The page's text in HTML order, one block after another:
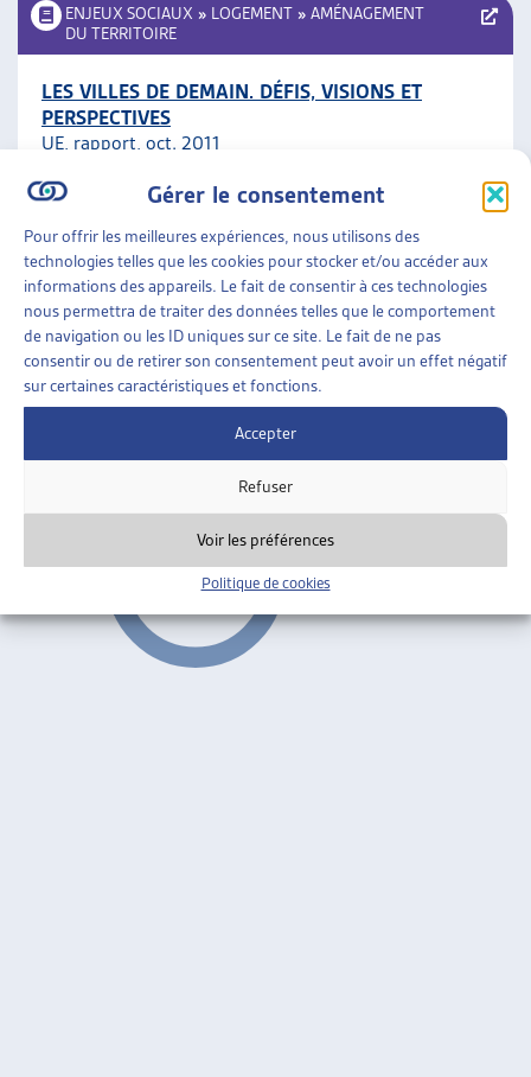
Gérer le consentement
Pour offrir les meilleures expériences, nous utilisons des
technologies telles que les cookies pour stocker et/ou accéder aux
informations des appareils. Le fait de consentir à ces technologies
nous permettra de traiter des données telles que le comportement
de navigation ou les ID uniques sur ce site. Le fait de ne pas
consentir ou de retirer son consentement peut avoir un effet négatif
sur certaines caractéristiques et fonctions.
Accepter
Refuser
Voir les préférences
Politique de cookies
ENJEUX SOCIAUX » LOGEMENT » AMÉNAGEMENT
DU TERRITOIRE
LES VILLES DE DEMAIN. DÉFIS, VISIONS ET
PERSPECTIVES
UE, rapport, oct. 2011
Aménagement du territoire
ENJEUX SOCIAUX»LOGEMENT»AMÉNAGEMENT
DU TERRITOIRE
ESPACE DE JEU ET ESPACE PUBLIC
Architecture & Comportement Vol. 7, Gilles Brougère,
Aménagement du territoire